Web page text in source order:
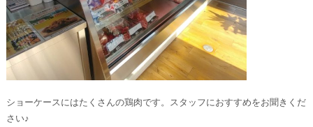
ショーケースにはたくさんの鶏肉です。スタッフにおすすめをお聞きくだ
さい♪